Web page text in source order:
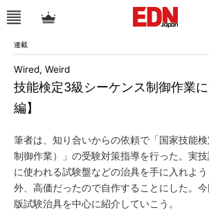
連載
技能検定3級シーケンス制御作業
編】
Wired, Weird
筆者は、知り合いからの依頼で「国家技能
制御作業）」の受験対策指導を行った。実
に使われる試験盤などの治具を手に入れよ
外、高価だったので自作することにした。
版試験治具を中心に紹介していこう。